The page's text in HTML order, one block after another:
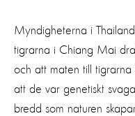
Myndigheterna i
tigrarna i Chiang Mai
och att maten till
att de var genetiskt
bredd som naturen